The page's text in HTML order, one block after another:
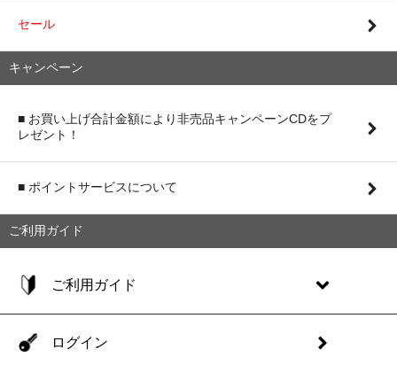
セール
キャンペーン
■ お買い上げ合計金額により非売品キャンペーンCDをプ
レゼント！
■ ポイントサービスについて
ご利用ガイド
ご利用ガイド
ログイン